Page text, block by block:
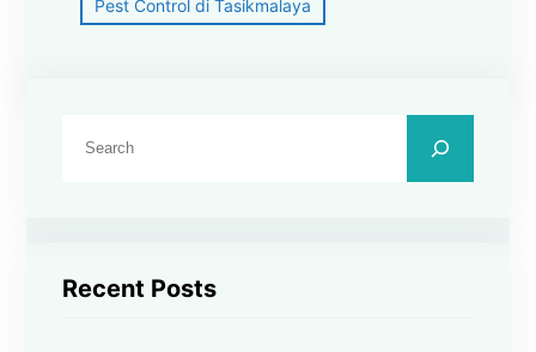
Pest Control di Tasikmalaya
Recent Posts